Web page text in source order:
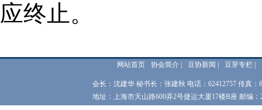
应终止。
网站首页 协会简介 豆协新闻 豆芽专栏
会长：沈建华 秘书长：张建秋 电话：62412757 传真：
地址：上海市天山路600弄2号捷运大厦17楼B座 邮编：